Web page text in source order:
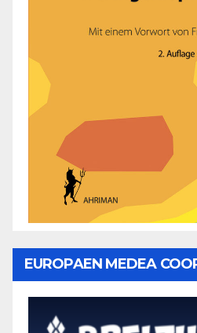
EUROPAEN MEDEA